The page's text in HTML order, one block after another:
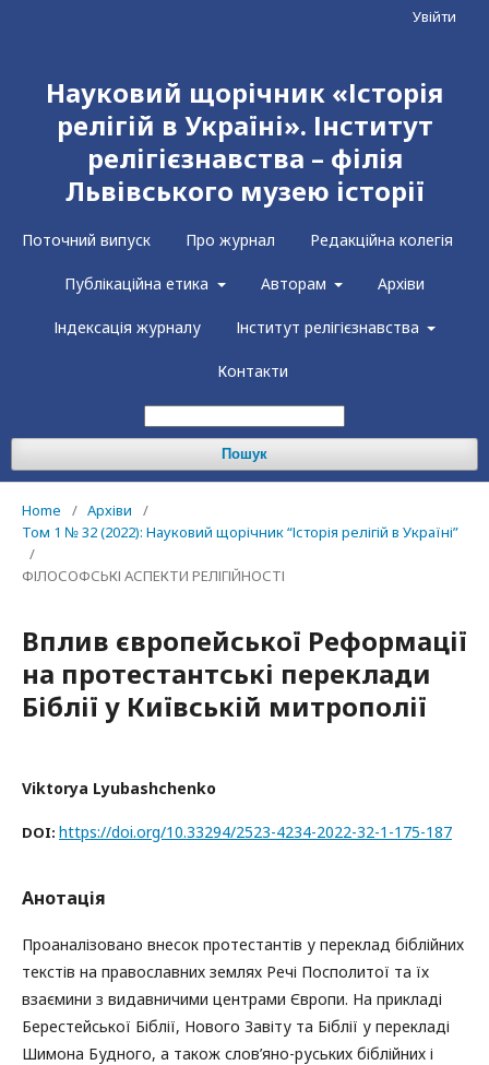
Науковий щорічник «Історія
релігій в Україні». Інститут
релігієзнавства – філія
Львівського музею історії
Поточний випуск Про журнал Редакційна колегія
Публікаційна етика Авторам Архіви
Індексація журналу Інститут релігієзнавства
Контакти
Пошук
Увійти
Home / Архіви
/
Том 1 № 32 (2022): Науковий щорічник “Історія релігій в Україні”
/
ФІЛОСОФСЬКІ АСПЕКТИ РЕЛІГІЙНОСТІ
Вплив європейської Реформації
на протестантські переклади
Біблії у Київській митрополії
Viktorya Lyubashchenko
DOI: https://doi.org/10.33294/2523-4234-2022-32-1-175-187
Анотація
Проаналізовано внесок протестантів у переклад біблійних
текстів на православних землях Речі Посполитої та їх
взаємини з видавничими центрами Європи. На прикладі
Берестейської Біблії, Нового Завіту та Біблії у перекладі
Шимона Будного, а також слов’яно-руських біблійних і